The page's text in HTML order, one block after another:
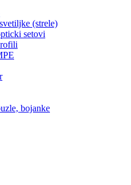
(strele)
setovi
bojanke